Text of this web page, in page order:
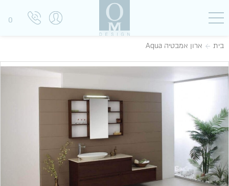
0
בית ארון אמבטיה Aqua